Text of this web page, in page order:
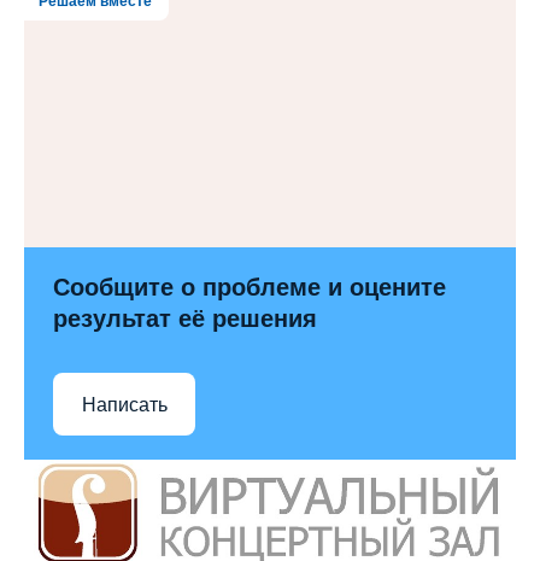
Сообщите о проблеме и оцените
результат её решения
Написать